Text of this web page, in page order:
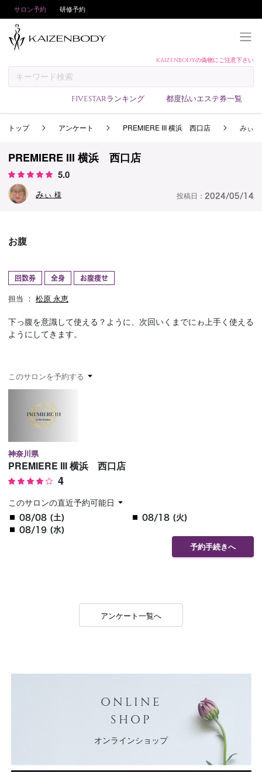
サロン予約 研修予約
KAIZENBODYの偽物にご注意下さい
FIVESTARランキング 都度払いエステ券一覧
予約方法
サロンランキング
技術者ランキング
予約確認
トップ アンケート PREMIERE III 横浜 西口店 みぃ
PREMIERE III 横浜 西口店
5.0
みぃ 様 投稿日： 2024/05/14
お腹
回数券 全身 お腹痩せ
担当 ： 松原 永恵
下っ腹を意識して使える？ように、次回いくまでにゎ上手く使える
ようにしてきます。
このサロンを予約する
神奈川県
PREMIERE III 横浜 西口店
4
このサロンの直近予約可能日
08/08 (土)
08/18 (火)
08/19 (水)
予約手続きへ
アンケート一覧へ
ONLINE
SHOP
オンラインショップ